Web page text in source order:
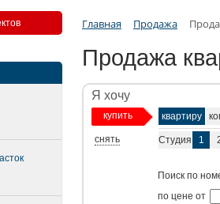
Главная Продажа
Продажа
Я хочу
купить
снять
квартиру
Студия 1
Поиск по
по цене от